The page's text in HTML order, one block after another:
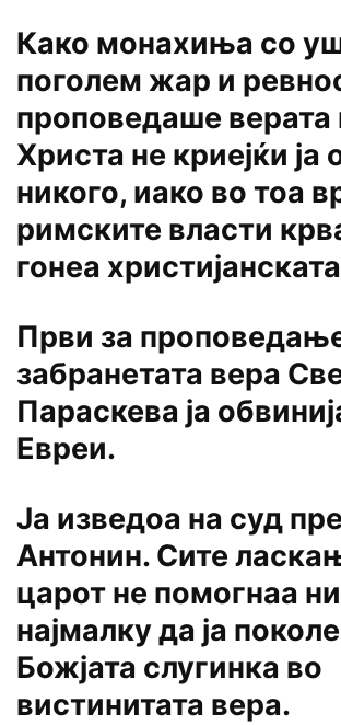
Како монахиња со
поголем жар и
проповедаше верата
Христа не криејќи ја
никого, иако во тоа
римските власти
гонеа
Први за
забранетата вера
Параскева ја
Евреи.
Ја изведоа на суд
Антонин. Сите
царот не помогнаа ни
најмалку да ја
Божјата слугинка во
вистинитата вера.